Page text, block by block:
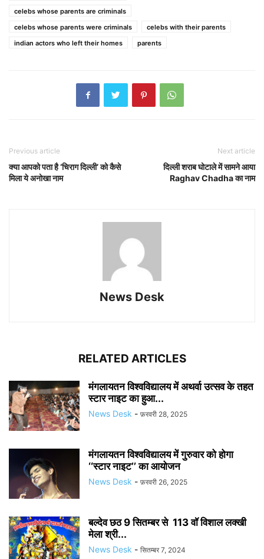
celebs whose parents are criminals
celebs whose parents were criminals
celebs with their parents
indian actors who left their homes
parents
Previous article
क्या आपको पता है ‘चिराग दिल्ली’ को कैसे
मिला ये अनोखा नाम
Next article
दिल्ली शराब घोटाले में सामने आया
Raghav Chadha का नाम
News Desk
RELATED ARTICLES
मंगलायतन विश्वविद्यालय में अथर्वा उत्सव के तहत
स्टार नाइट का हुआ...
News Desk - फ़रवरी 28, 2025
मंगलायतन विश्वविद्यालय में गुरुवार को होगा
‘‘स्टार नाइट’’ का आयोजन
News Desk - फ़रवरी 26, 2025
बल्देव छठ 9 सितम्बर से 113 वॉ विशाल लक्खी
मेला श्री...
News Desk - सितम्बर 7, 2024